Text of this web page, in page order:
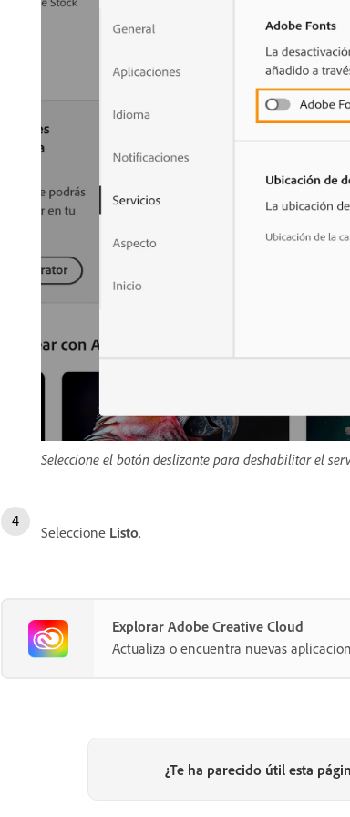
Seleccione el botón deslizante para deshabilitar el
Seleccione Listo.
Explorar Adobe Creative Cloud
Actualiza o encuentra nuevas
¿Te ha parecido útil esta